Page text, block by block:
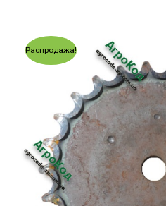
Распродажа!